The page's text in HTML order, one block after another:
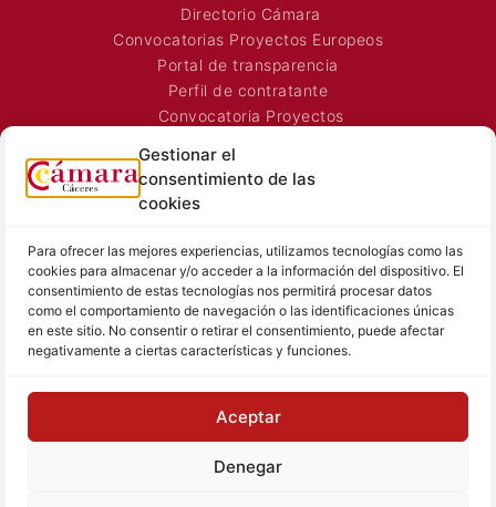
Gestionar el
consentimiento de las
cookies
Para ofrecer las mejores experiencias, utilizamos tecnologías como las
cookies para almacenar y/o acceder a la información del dispositivo. El
consentimiento de estas tecnologías nos permitirá procesar datos
como el comportamiento de navegación o las identificaciones únicas
en este sitio. No consentir o retirar el consentimiento, puede afectar
negativamente a ciertas características y funciones.
Aceptar
Denegar
Directorio Cámara
Convocatorias Proyectos Europeos
Portal de transparencia
Perfil de contratante
Convocatoria Proyectos
Señalización Comercial
Contacto
SALA DE PRENSA
Noticias Cámara
Sala de prensa
Hemeroteca
TEXTOS LEGALES
Aviso Legal
Política de Privacidad
Política de Cookies